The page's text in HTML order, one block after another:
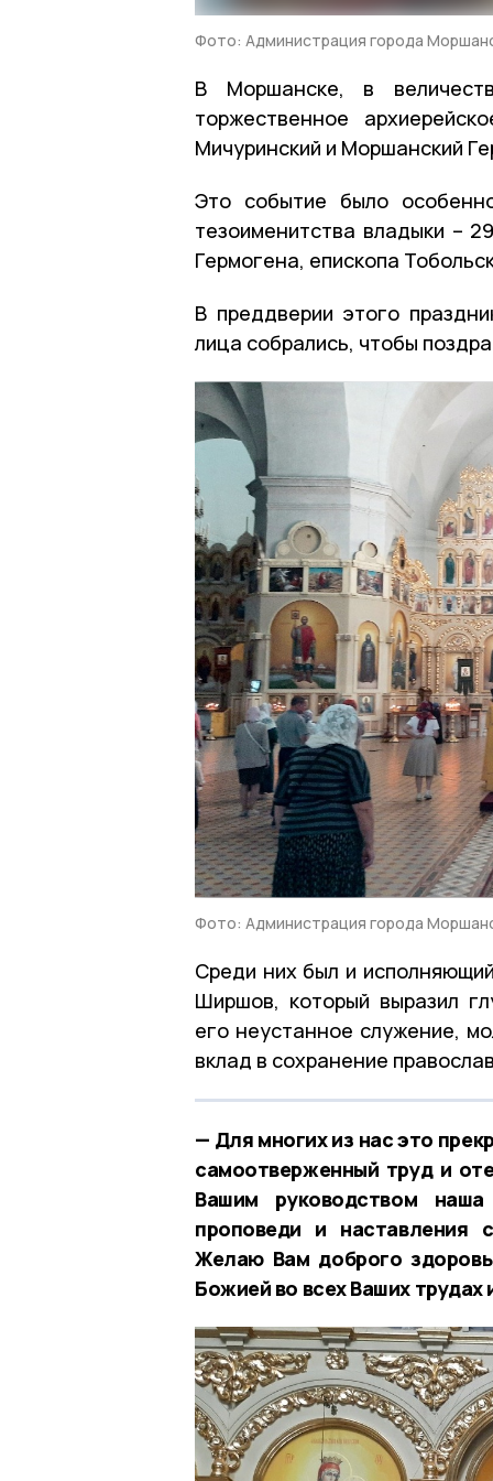
Фото: Администрация города
В Моршанске, в
торжественное
Мичуринский и Моршанский
Это событие было
тезоименитства владыки –
Гермогена, епископа
В преддверии этого
лица собрались, чтобы
Фото: Администрация города
Среди них был и
Ширшов, который выразил
его неустанное служение,
вклад в сохранение
— Для многих из нас это
самоотверженный труд и
Вашим руководством
проповеди и наставления
Желаю Вам доброго
Божией во всех Ваших